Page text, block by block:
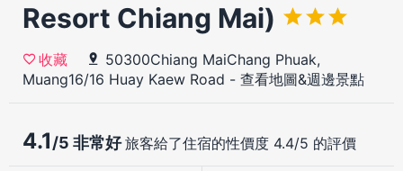
Resort Chiang Mai)
收藏
50300Chiang MaiChang Phuak,
Muang16/16 Huay Kaew Road - 查看地圖&週邊景點
4.1/5 非常好旅客給了住宿的性價度 4.4/5 的評價